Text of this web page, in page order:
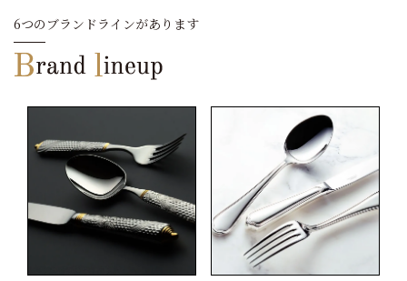
6つのブランドラインがあります